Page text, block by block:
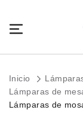
Inicio
Lámparas de
Lámparas de